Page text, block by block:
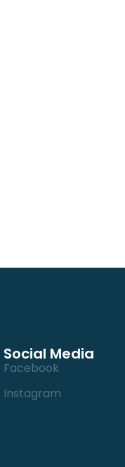
Social Media
Facebook
Instagram